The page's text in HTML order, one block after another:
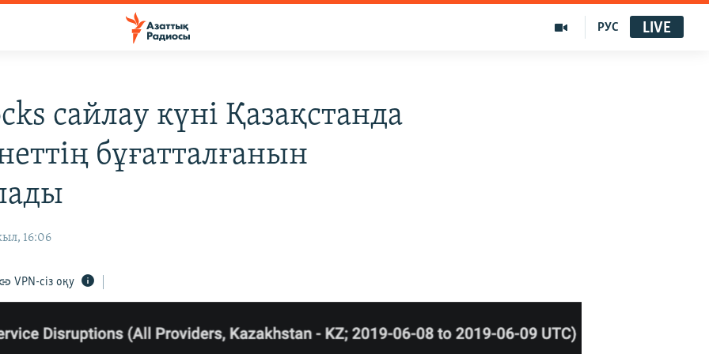
РУС LIVE
сайлау күні Қазақстанда
бұғатталғанын
16:06
VPN-сіз оқу